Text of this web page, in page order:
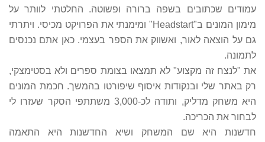
עמודים שכתובים בשפה ברורה ופשוטה. החלטתי לוותר על
מימון המונים ב"Headstart" ומימנתי את הפרויקט מכיסי. ויתרתי
גם על הוצאה לאור, ואשווק את הספר בעצמי. כאן אתם נכנסים
לתמונה.
את "לנצח זה מקצוע" לא תמצאו בצומת ספרים ולא בסטימצקי,
רק באתר שלי ובנקודות איסוף שיפורטו בהמשך. חכמת המונים
היא משחק מדליק, ותודה לכ-3,000 משתתפי הסקר שעזרו לי
לבחור את הכריכה.
חדשנות היא שם המשחק ושיא החדשנות היא התאמה